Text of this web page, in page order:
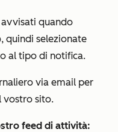
quando
quindi selezionate
al tipo di notifica.
via email per
vostro sito.
feed di attività: